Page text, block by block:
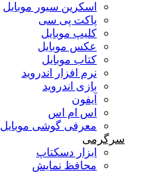
اسکرین سیور موبایل
پاکت پی سی
کلیپ موبایل
عکس موبایل
کتاب موبایل
نرم افزار اندروید
بازی اندروید
آیفون
اس ام اس
معرفی گوشی موبایل
سرگرمی
ابزار دسکتاپ
محافظ نمایش